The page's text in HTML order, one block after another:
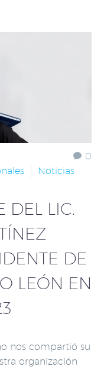
0
Noticias
DEL LIC.
DE
LEÓN EN
nos compartió su
organización